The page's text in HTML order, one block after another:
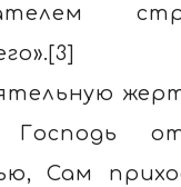
Господь
Сам